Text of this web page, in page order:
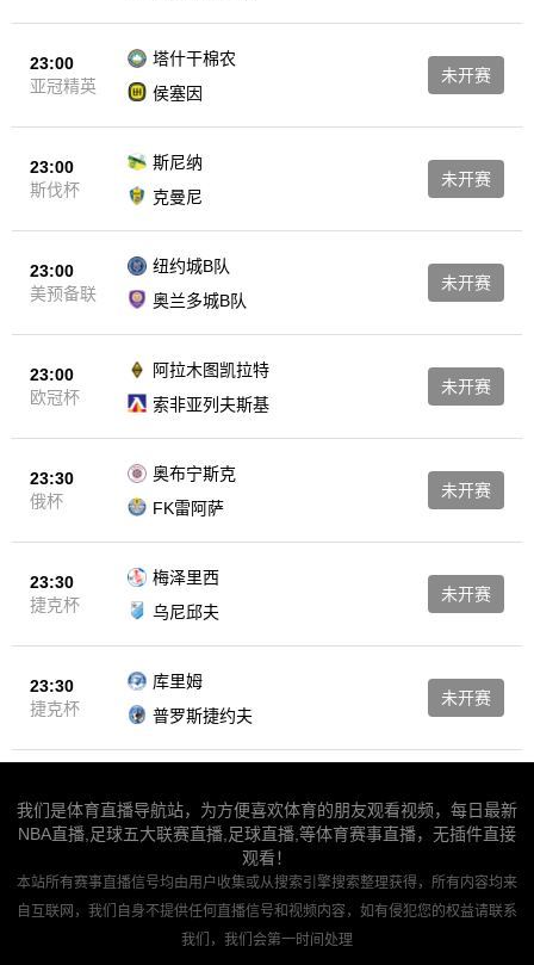
23:00
亚冠精英
塔什干棉农
侯塞因
未开赛
23:00
斯伐杯
斯尼纳
克曼尼
未开赛
23:00
美预备联
纽约城B队
奥兰多城B队
未开赛
23:00
欧冠杯
阿拉木图凯拉特
索非亚列夫斯基
未开赛
23:30
俄杯
奥布宁斯克
FK雷阿萨
未开赛
23:30
捷克杯
梅泽里西
乌尼邱夫
未开赛
23:30
捷克杯
库里姆
普罗斯捷约夫
未开赛
我们是体育直播导航站，为方便喜欢体育的朋友观看视频，每日最新
NBA直播,足球五大联赛直播,足球直播,等体育赛事直播，无插件直接
观看！
本站所有赛事直播信号均由用户收集或从搜索引擎搜索整理获得，所有内容均来
自互联网，我们自身不提供任何直播信号和视频内容，如有侵犯您的权益请联系
我们，我们会第一时间处理